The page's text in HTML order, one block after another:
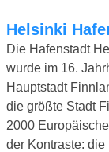
Helsinki
Die Hafenstadt
wurde im 16.
Hauptstadt
die größte Stadt
2000
der Kontraste: